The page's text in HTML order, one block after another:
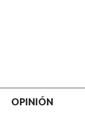
OPINIÓN